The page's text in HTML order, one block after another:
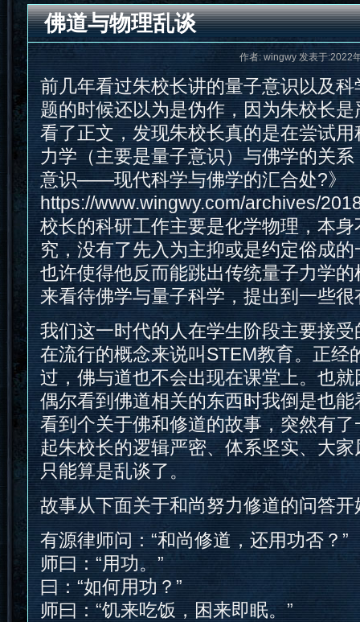
佛道与物理乱谈
作者: wingwy 发表于:2022
前几年看过朱校长讲的量子意识以及
题的时候还以为是伪作，因为朱校长
看了正文，发现朱校长真的是在尝试
力学（主要是量子意识）与佛学的关
意识——现代科学与佛学的汇合处?》
https://www.wingwy.com/archives/
校长的科研工作主要是化学物理，本
究，没有了先入为主抑或是约定俗成
也许使得他反而能跳出传统量子力学
来看待佛学与量子科学，提出到一些
我们这一时代的人在学生阶段主要接
在流行的概念来说叫STEM教育。正经
过，佛与道也不会出现在课堂上。也
偶尔看到佛道相关的东西时我倒是也
看到个关于佛和修道的故事，突然有
起朱校长的逻辑严密、体系坚实、大
只能算是乱谈了。
故事从下面关于和尚努力修道的问答开
有源律师问：“和尚修道，还用功否？”
师曰：“用功。”
曰：“如何用功？”
师曰：“饥来吃饭，困来即眠。”